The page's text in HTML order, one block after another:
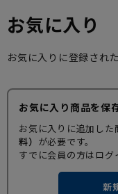
お気に入り
お気に入りに登録され
お気に入り商品を保
お気に入りに追加し
料） が必要です。
すでに会員の方はログ
新